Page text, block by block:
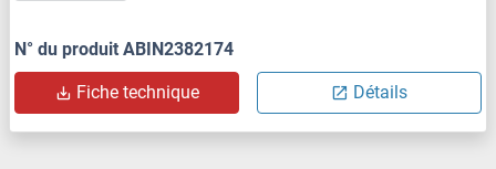
N° du produit ABIN2382174
Fiche technique Détails